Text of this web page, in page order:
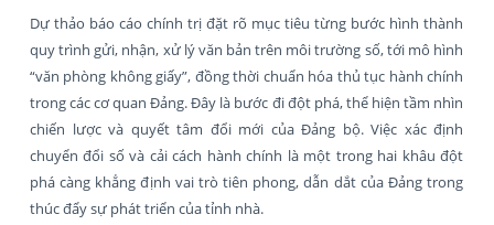
Dự thảo báo cáo chính trị đặt rõ mục tiêu từng bước hình thành
quy trình gửi, nhận, xử lý văn bản trên môi trường số, tới mô hình
“văn phòng không giấy”, đồng thời chuẩn hóa thủ tục hành chính
trong các cơ quan Đảng. Đây là bước đi đột phá, thể hiện tầm nhìn
chiến lược và quyết tâm đổi mới của Đảng bộ. Việc xác định
chuyển đổi số và cải cách hành chính là một trong hai khâu đột
phá càng khẳng định vai trò tiên phong, dẫn dắt của Đảng trong
thúc đẩy sự phát triển của tỉnh nhà.